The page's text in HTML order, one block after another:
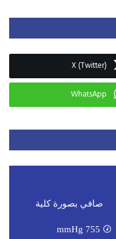
X (Twitter)
WhatsApp
صافي بصورة كلية
755
mmHg